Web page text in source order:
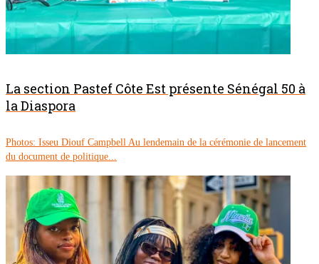
La section Pastef Côte Est présente Sénégal 50 à
la Diaspora
Photos: Isseu Diouf Campbell Au lendemain de la cérémonie de lancement
du document de politique...